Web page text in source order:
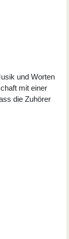
und Worten
mit einer
die Zuhörer